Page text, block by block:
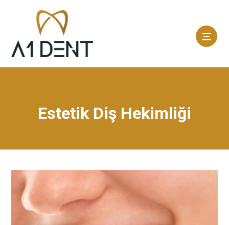
Estetik Diş Hekimliği